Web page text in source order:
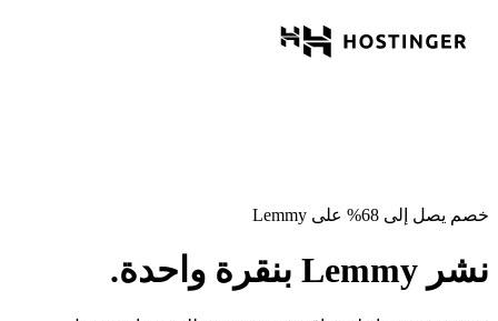
خصم يصل إلى 68% على Lemmy
نشر Lemmy بنقرة واحدة.